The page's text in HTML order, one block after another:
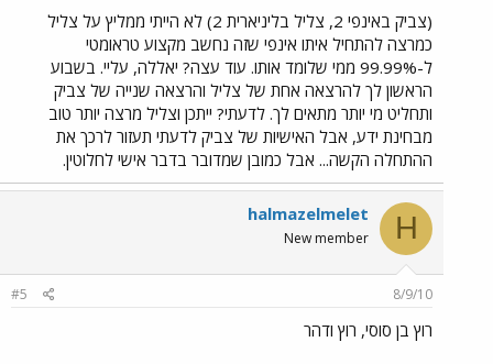
(צביק באינפי 2, צליל בליניארית 2) לא הייתי ממליץ על צליל
כמרצה להתחיל איתו אינפי שזה נחשב מקצוע טראומטי
ל-99.99% ממי שלומד אותו. עוד עצה? יאללה, עליי. בשבוע
הראשון לך להרצאה אחת של צליל והרצאה שנייה של צביק
ותחליט מי יותר מתאים לך. לדעתי? ייתכן וצליל מרצה יותר טוב
מבחינת ידע, אבל האישיות של צביק לדעתי תעזור לרכך את
ההתחלה הקשה... אבל כמובן שמדובר בדבר אישי לחלוטין.
H
halmazelmelet
New member
8/9/10
#5
רוץ בן סוסי, רוץ ודהר